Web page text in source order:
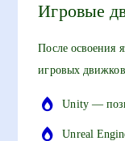
Игровые
После освоения
игровых
Unity —
Unreal